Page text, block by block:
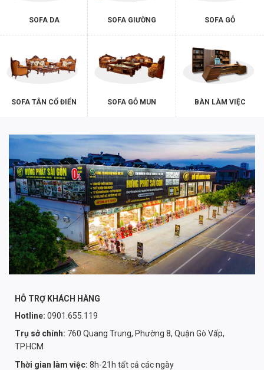
SOFA DA SOFA GIƯỜNG SOFA GỖ
SOFA TÂN CỔ ĐIỂN SOFA GỖ MUN BÀN LÀM VIỆC
HỖ TRỢ KHÁCH HÀNG
Hotline: 0901.655.119
Trụ sở chính: 760 Quang Trung, Phường 8, Quận Gò Vấp,
TP.HCM
Thời gian làm việc: 8h-21h tất cả các ngày